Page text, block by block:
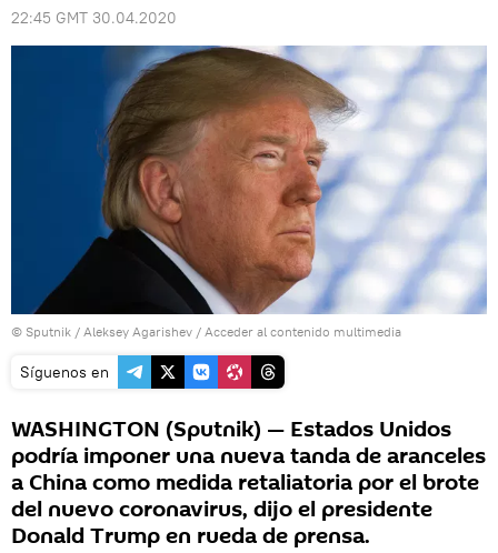
22:45 GMT 30.04.2020
© Sputnik / Aleksey Agarishev / Acceder al contenido multimedia
Síguenos en
WASHINGTON (Sputnik) — Estados Unidos
podría imponer una nueva tanda de aranceles
a China como medida retaliatoria por el brote
del nuevo coronavirus, dijo el presidente
Donald Trump en rueda de prensa.